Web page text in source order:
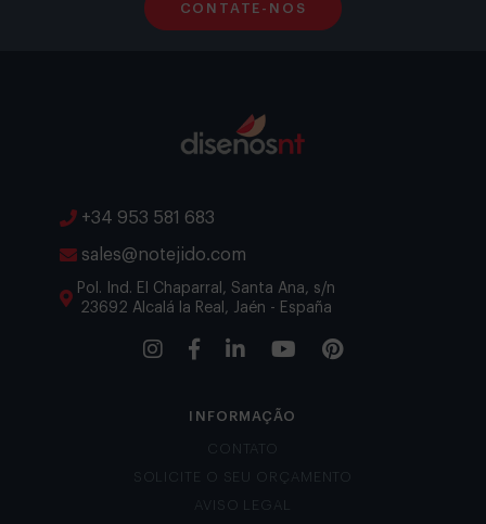
CONTATE-NOS
+34 953 581 683
sales@notejido.com
Pol. Ind. El Chaparral, Santa Ana, s/n
23692 Alcalá la Real, Jaén - España
INFORMAÇÃO
CONTATO
SOLICITE O SEU ORÇAMENTO
AVISO LEGAL